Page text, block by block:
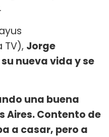
.
TV), Jorge
nueva vida y se
una buena
Aires. Contento de
a casar, pero a